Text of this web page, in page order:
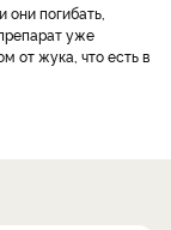
погибать,
уже
от жука, что есть в